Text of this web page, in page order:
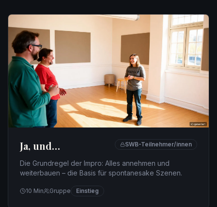
Ja, und… SWB-Teilnehmer/innen
Die Grundregel der Impro: Alles annehmen und
weiterbauen – die Basis für spontanesake Szenen.
10 Min Gruppe Einstieg